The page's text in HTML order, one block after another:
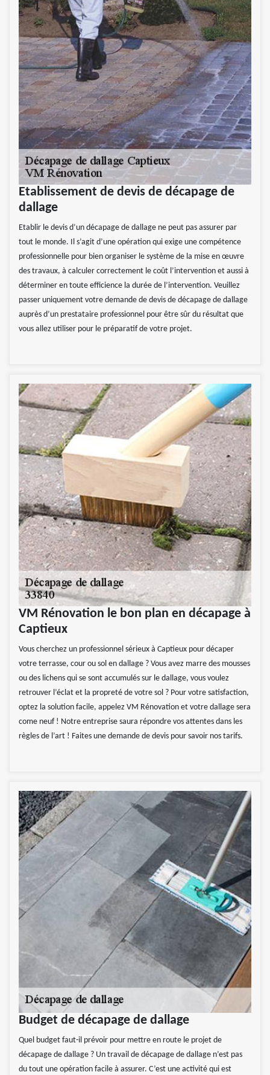
Etablissement de devis de décapage de
dallage
Etablir le devis d’un décapage de dallage ne peut pas assurer par
tout le monde. Il s’agit d’une opération qui exige une compétence
professionnelle pour bien organiser le système de la mise en œuvre
des travaux, à calculer correctement le coût l’intervention et aussi à
déterminer en toute efficience la durée de l’intervention. Veuillez
passer uniquement votre demande de devis de décapage de dallage
auprès d’un prestataire professionnel pour être sûr du résultat que
vous allez utiliser pour le préparatif de votre projet.
VM Rénovation le bon plan en décapage à
Captieux
Vous cherchez un professionnel sérieux à Captieux pour décaper
votre terrasse, cour ou sol en dallage ? Vous avez marre des mousses
ou des lichens qui se sont accumulés sur le dallage, vous voulez
retrouver l’éclat et la propreté de votre sol ? Pour votre satisfaction,
optez la solution facile, appelez VM Rénovation et votre dallage sera
come neuf ! Notre entreprise saura répondre vos attentes dans les
règles de l’art ! Faites une demande de devis pour savoir nos tarifs.
Budget de décapage de dallage
Quel budget faut-il prévoir pour mettre en route le projet de
décapage de dallage ? Un travail de décapage de dallage n’est pas
du tout une opération facile à assurer. C’est une activité qui est